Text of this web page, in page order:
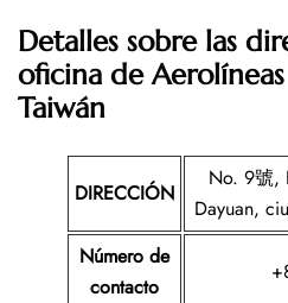
Detalles sobre las
oficina de
Taiwán
DIRECCIÓN
No. 9號,
Dayuan,
Número de
contacto